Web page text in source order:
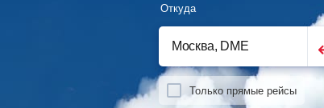
Откуда
Только прямые рейсы